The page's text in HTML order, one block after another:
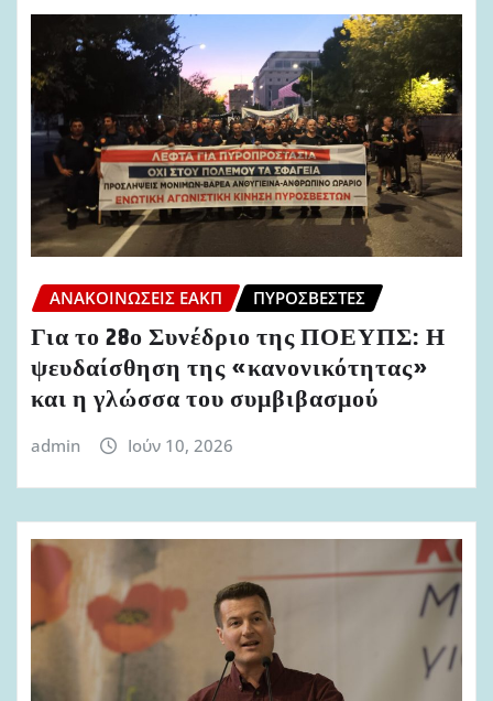
ΑΝΑΚΟΙΝΏΣΕΙΣ ΕΑΚΠ ΠΥΡΟΣΒΈΣΤΕΣ
Για το 28ο Συνέδριο της ΠΟΕΥΠΣ: Η
ψευδαίσθηση της «κανονικότητας»
και η γλώσσα του συμβιβασμού
admin Ιούν 10, 2026